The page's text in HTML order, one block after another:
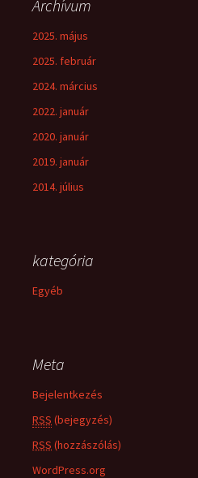
Archívum
2025. május
2025. február
2024. március
2022. január
2020. január
2019. január
2014. július
kategória
Egyéb
Meta
Bejelentkezés
RSS (bejegyzés)
RSS (hozzászólás)
WordPress.org